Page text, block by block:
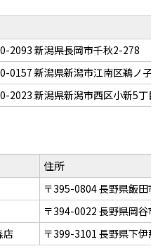
2093 新潟県長岡市千秋2-278
0157 新潟県新潟市江南区鵜ノ子4
2023 新潟県新潟市西区小新5丁目
住所
〒395-0804 長野県飯田市
〒394-0022 長野県岡谷市
店
〒399-3101 長野県下伊那